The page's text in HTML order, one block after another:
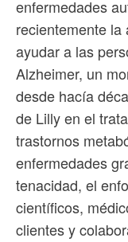
enfermedades
recientemente
ayudar a las
Alzheimer, un
desde hacía
de Lilly en el
trastornos
enfermedades
tenacidad, el
científicos,
clientes y